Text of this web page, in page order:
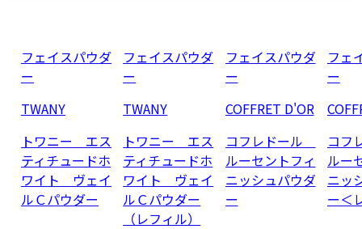
フェイスパウダ
ー
TWANY
トワニー エス
ティチュードホ
ワイト ヴェイ
ルＣパウダー
フェイスパウダ
ー
TWANY
トワニー エス
ティチュードホ
ワイト ヴェイ
ルＣパウダー
（レフィル）
フェイスパウダ
ー
COFFRET D'OR
コフレドール
ルーセントフィ
ニッシュパウダ
ー
フェ
ー
コ
ルー
ニッ
ー＜